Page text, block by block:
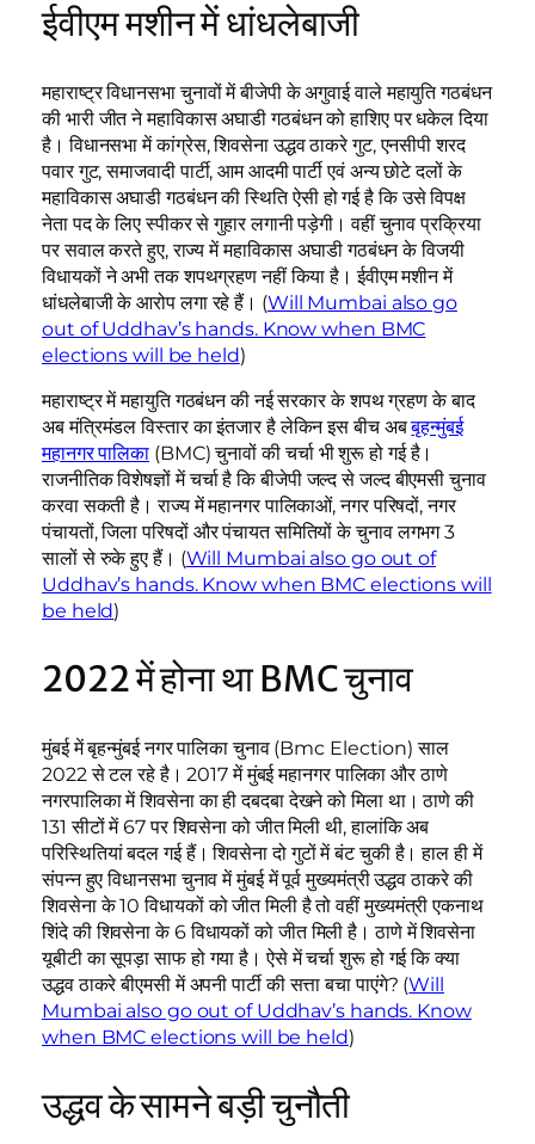
ईवीएम मशीन में धांधलेबाजी
महाराष्ट्र विधानसभा चुनावों में बीजेपी के अगुवाई वाले महायुति गठबंधन
की भारी जीत ने महाविकास अघाडी गठबंधन को हाशिए पर धकेल दिया
है। विधानसभा में कांग्रेस, शिवसेना उद्धव ठाकरे गुट, एनसीपी शरद
पवार गुट, समाजवादी पार्टी, आम आदमी पार्टी एवं अन्य छोटे दलों के
महाविकास अघाडी गठबंधन की स्थिति ऐसी हो गई है कि उसे विपक्ष
नेता पद के लिए स्पीकर से गुहार लगानी पड़ेगी। वहीं चुनाव प्रक्रिया
पर सवाल करते हुए, राज्य में महाविकास अघाडी गठबंधन के विजयी
विधायकों ने अभी तक शपथग्रहण नहीं किया है। ईवीएम मशीन में
धांधलेबाजी के आरोप लगा रहे हैं। (Will Mumbai also go
out of Uddhav’s hands. Know when BMC
elections will be held)
महाराष्ट्र में महायुति गठबंधन की नई सरकार के शपथ ग्रहण के बाद
अब मंत्रिमंडल विस्तार का इंतजार है लेकिन इस बीच अबबृहन्मुंबई
महानगर पालिका (BMC) चुनावों की चर्चा भी शुरू हो गई है।
राजनीतिक विशेषज्ञों में चर्चा है कि बीजेपी जल्द से जल्द बीएमसी चुनाव
करवा सकती है। राज्य में महानगर पालिकाओं, नगर परिषदों, नगर
पंचायतों, जिला परिषदों और पंचायत समितियों के चुनाव लगभग 3
सालों से रुके हुए हैं। (Will Mumbai also go out of
Uddhav’s hands. Know when BMC elections will
be held)
2022 में होना था BMC चुनाव
मुंबई में बृहन्मुंबई नगर पालिका चुनाव (Bmc Election) साल
2022 से टल रहे है। 2017 में मुंबई महानगर पालिका और ठाणे
नगरपालिका में शिवसेना का ही दबदबा देखने को मिला था। ठाणे की
131 सीटों में 67 पर शिवसेना को जीत मिली थी, हालांकि अब
परिस्थितियां बदल गई हैं। शिवसेना दो गुटों में बंट चुकी है। हाल ही में
संपन्न हुए विधानसभा चुनाव में मुंबई में पूर्व मुख्यमंत्री उद्धव ठाकरे की
शिवसेना के 10 विधायकों को जीत मिली है तो वहीं मुख्यमंत्री एकनाथ
शिंदे की शिवसेना के 6 विधायकों को जीत मिली है। ठाणे में शिवसेना
यूबीटी का सूपड़ा साफ हो गया है। ऐसे में चर्चा शुरू हो गई कि क्या
उद्धव ठाकरे बीएमसी में अपनी पार्टी की सत्ता बचा पाएंगे? (Will
Mumbai also go out of Uddhav’s hands. Know
when BMC elections will be held)
उद्धव के सामने बड़ी चुनौती